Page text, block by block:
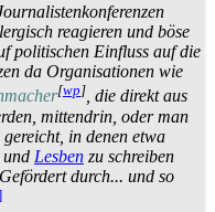
reagieren und böse
politischen Einfluss auf die
da Organisationen wie
[wp], die direkt aus
mittendrin, oder man
in denen etwa
und Lesben zu schreiben
durch... und so